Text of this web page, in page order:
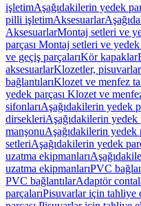
işletimAşağıdakilerin yedek
pilli işletimAksesuarlar
AksesuarlarMontaj setleri ve
parçası Montaj setleri ve
ve geçiş parçalarıKör kapaklar
aksesuarlarKlozetler,
bağlantılarıKlozet ve menfez
yedek parçası Klozet ve
sifonlarıAşağıdakilerin yedek
dirsekleriAşağıdakilerin yedek
manşonuAşağıdakilerin yedek
setleriAşağıdakilerin yedek
uzatma ekipmanları
uzatma ekipmanlarıPVC
PVC bağlantılarAdaptör
parçalarıPisuvarlar için tahliye